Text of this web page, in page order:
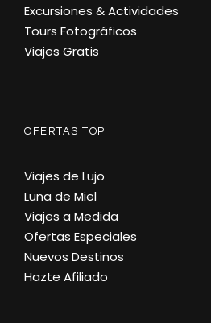
Excursiones & Actividades
Tours Fotográficos
Viajes Gratis
OFERTAS TOP
Viajes de Lujo
Luna de Miel
Viajes a Medida
Ofertas Especiales
Nuevos Destinos
Hazte Afiliado